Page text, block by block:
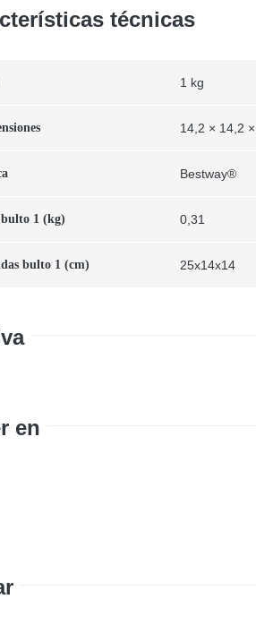
técnicas
1 kg
14,2 × 14,2
Bestway®
bulto 1 (kg) 0,31
bulto 1 (cm) 25x14x14
en